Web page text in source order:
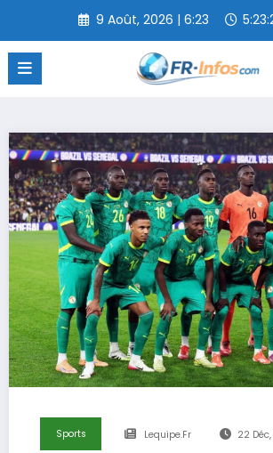
contenu
9 Août, 2026 | 6:23
Sports Lequipe.fr 22